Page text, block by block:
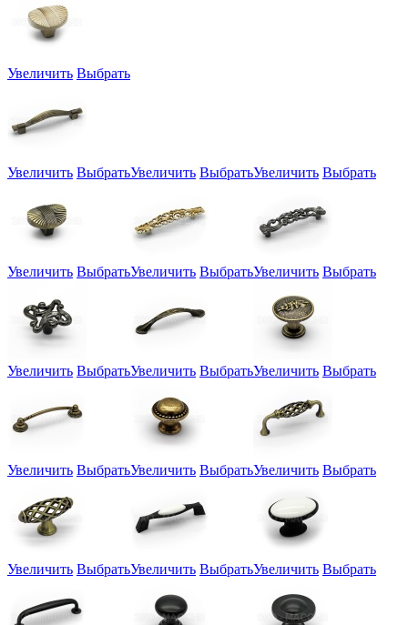
Увеличить Выбрать
Увеличить ВыбратьУвеличить ВыбратьУвеличить Выбрать
Увеличить ВыбратьУвеличить ВыбратьУвеличить Выбрать
Увеличить ВыбратьУвеличить ВыбратьУвеличить Выбрать
Увеличить ВыбратьУвеличить ВыбратьУвеличить Выбрать
Увеличить ВыбратьУвеличить ВыбратьУвеличить Выбрать